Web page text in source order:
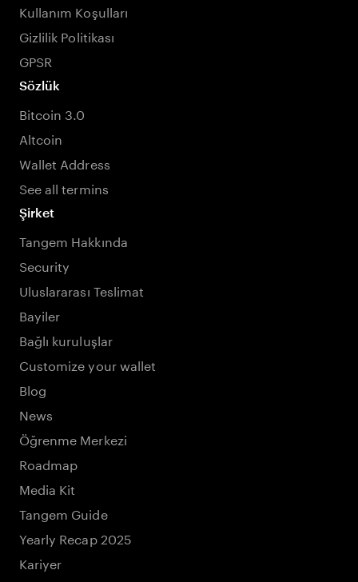
Kullanım Koşulları
Gizlilik Politikası
GPSR
Sözlük
Bitcoin 3.0
Altcoin
Wallet Address
See all termins
Şirket
Tangem Hakkında
Security
Uluslararası Teslimat
Bayiler
Bağlı kuruluşlar
Customize your wallet
Blog
News
Öğrenme Merkezi
Roadmap
Media Kit
Tangem Guide
Yearly Recap 2025
Kariyer